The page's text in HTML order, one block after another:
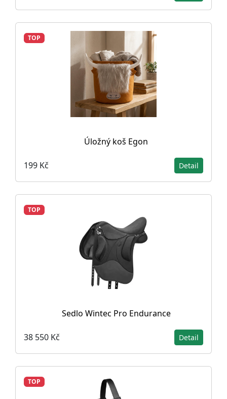
TOP
Úložný koš Egon
199 Kč Detail
TOP
Sedlo Wintec Pro Endurance
38 550 Kč Detail
TOP